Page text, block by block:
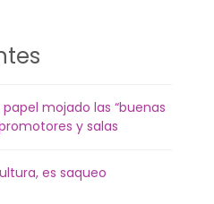
mojado las “buenas
y salas
es saqueo